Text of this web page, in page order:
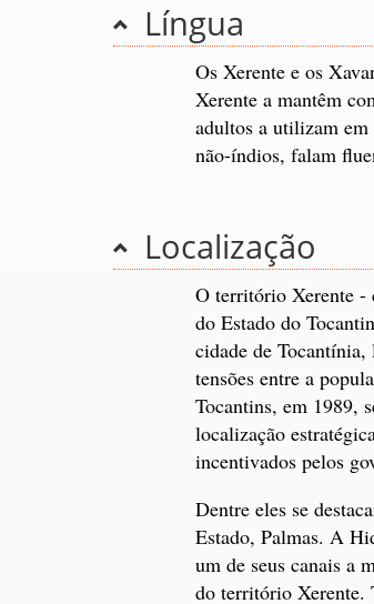
Língua
Os Xerente e os
Xerente a mantêm
adultos a utilizam em
não-índios, falam
Localização
O território Xerente -
do Estado do
cidade de Tocantínia,
tensões entre a
Tocantins, em 1989,
localização
incentivados pelos
Dentre eles se
Estado, Palmas. A
um de seus canais a
do território Xerente.